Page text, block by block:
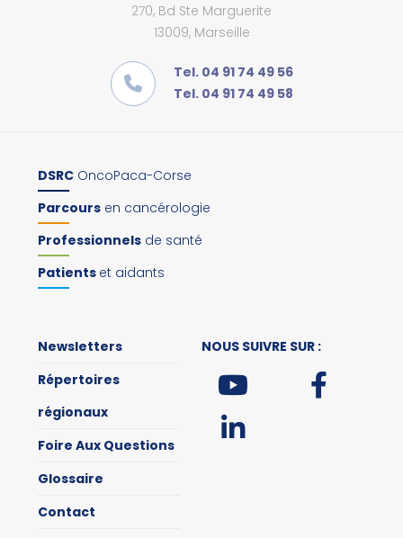
270, Bd Ste Marguerite
13009, Marseille
Tel. 04 91 74 49 56
Tel. 04 91 74 49 58
DSRC OncoPaca-Corse
Parcours en cancérologie
Professionnels de santé
Patients et aidants
Newsletters
Répertoires
régionaux
Foire Aux Questions
Glossaire
Contact
NOUS SUIVRE SUR :